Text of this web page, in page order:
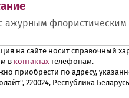
ажурным флористическим
на сайте носит справочный
в контактах телефонам.
приобрести по адресу,
220024, Республика